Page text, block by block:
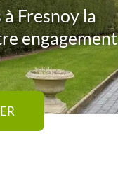
Fresnoy la
engagement